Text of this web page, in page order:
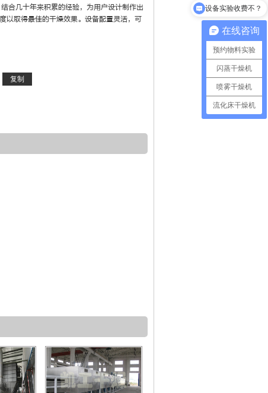
合几十年来积累的经验，为用户设计制作出
以取得最佳的干燥效果。设备配置灵活，可
在线咨询
预约物料实验
闪蒸干燥机
喷雾干燥机
流化床干燥机
设备实验收费不？